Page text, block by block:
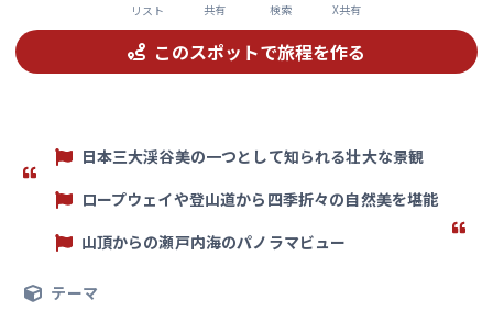
リスト 共有 検索 X共有
このスポットで旅程を作る
日本三大渓谷美の一つとして知られる壮大な景観
ロープウェイや登山道から四季折々の自然美を堪能
山頂からの瀬戸内海のパノラマビュー
テーマ